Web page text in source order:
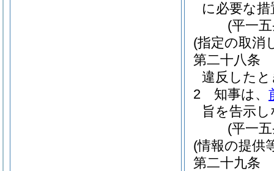
に必要な
(平一
(指定の取消
第二十八条
違反した
2
知事は、
旨を告示
(平一
(情報の提供
第二十九条